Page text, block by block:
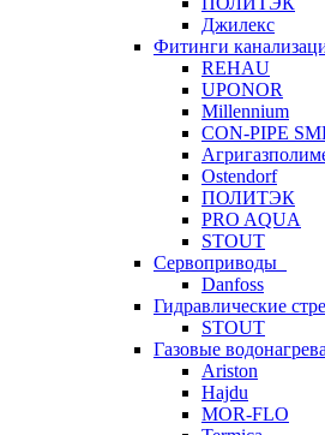
Джилекс
Фитинги
REHAU
UPONOR
Millennium
CON-PIPE
Ostendorf
ПОЛИТЭК
PRO AQUA
STOUT
Сервоприводы
Danfoss
Гидравлические
STOUT
Газовые
Ariston
Hajdu
MOR-FLO